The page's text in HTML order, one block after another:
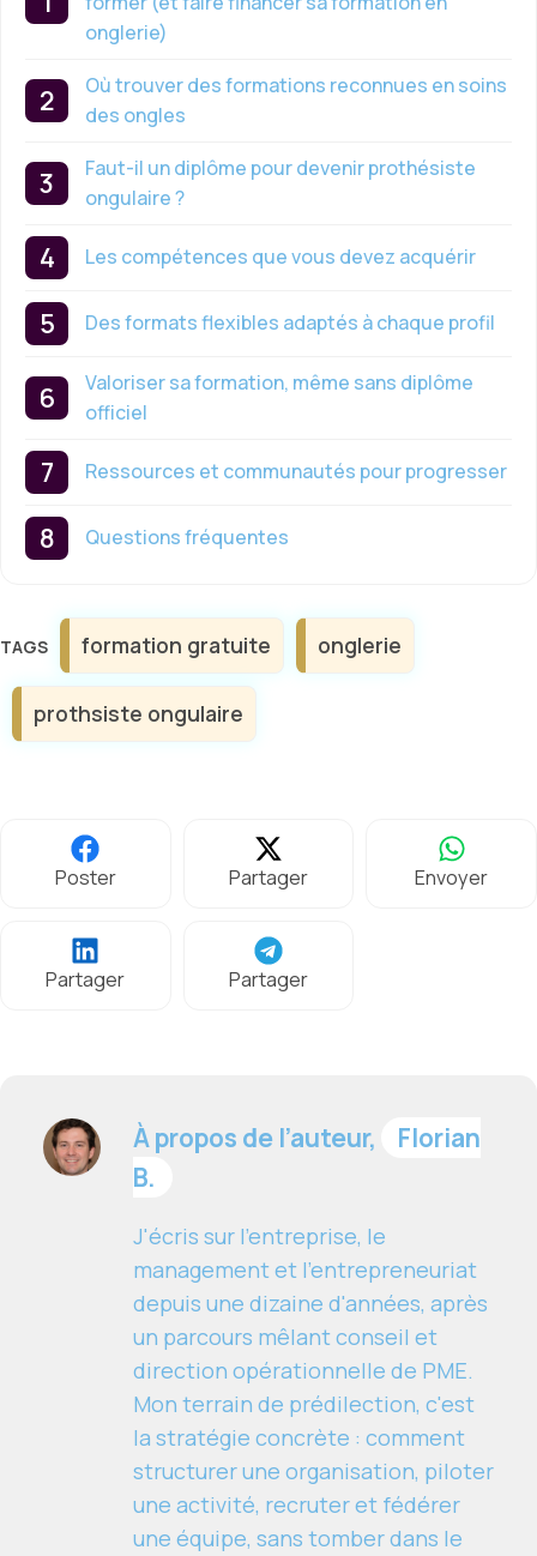
onglerie)
Où trouver des formations reconnues en soins
des ongles
Faut-il un diplôme pour devenir prothésiste
ongulaire ?
Les compétences que vous devez acquérir
Des formats flexibles adaptés à chaque profil
Valoriser sa formation, même sans diplôme
officiel
Ressources et communautés pour progresser
Questions fréquentes
Étiquettes
formation gratuite onglerie
prothsiste ongulaire
Poster Partager Envoyer
Partager Partager
À propos de l’auteur,
Florian
B.
J'écris sur l'entreprise, le
management et l'entrepreneuriat
depuis une dizaine d'années, après
un parcours mêlant conseil et
direction opérationnelle de PME.
Mon terrain de prédilection, c'est
la stratégie concrète : comment
structurer une organisation, piloter
une activité, recruter et fédérer
une équipe, sans tomber dans le